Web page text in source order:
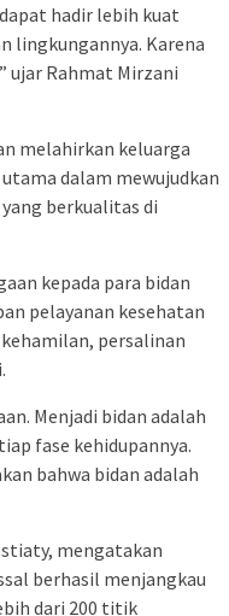
hadir lebih kuat
lingkungannya. Karena
ujar Rahmat Mirzani
melahirkan keluarga
dalam mewujudkan
berkualitas di
kepada para bidan
pelayanan kesehatan
persalinan
Menjadi bidan adalah
fase kehidupannya.
bahwa bidan adalah
mengatakan
berhasil menjangkau
dari 200 titik